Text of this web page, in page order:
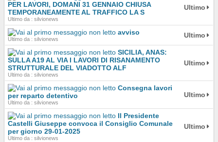
PER LAVORI, DOMANI 31 GENNAIO CHIUSA
TEMPORANEAMENTE AL TRAFFICO LA S
Ultimo da : silvionews
Ultimo
avviso
Ultimo da : silvionews
Ultimo
SICILIA, ANAS:
SULLA A19 AL VIA I LAVORI DI RISANAMENTO
STRUTTURALE DEL VIADOTTO ALF
Ultimo da : silvionews
Ultimo
Consegna lavori
per reparto detentivo
Ultimo da : silvionews
Ultimo
Il Presidente
Castelli Giuseppe convoca il Consiglio Comunale
per giorno 29-01-2025
Ultimo da : silvionews
Ultimo